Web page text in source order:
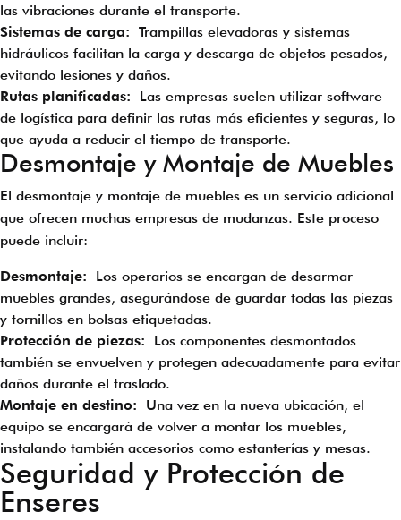
las vibraciones durante el transporte.
Sistemas de carga: Trampillas elevadoras y sistemas
hidráulicos facilitan la carga y descarga de objetos pesados,
evitando lesiones y daños.
Rutas planificadas: Las empresas suelen utilizar software
de logística para definir las rutas más eficientes y seguras, lo
que ayuda a reducir el tiempo de transporte.
Desmontaje y Montaje de Muebles
El desmontaje y montaje de muebles es un servicio adicional
que ofrecen muchas empresas de mudanzas. Este proceso
puede incluir:
Desmontaje: Los operarios se encargan de desarmar
muebles grandes, asegurándose de guardar todas las piezas
y tornillos en bolsas etiquetadas.
Protección de piezas: Los componentes desmontados
también se envuelven y protegen adecuadamente para evitar
daños durante el traslado.
Montaje en destino: Una vez en la nueva ubicación, el
equipo se encargará de volver a montar los muebles,
instalando también accesorios como estanterías y mesas.
Seguridad y Protección de
Enseres